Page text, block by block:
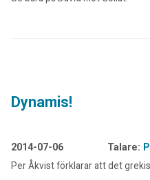
Dynamis!
2014-07-06 Talare:
Per Åkvist förklarar att det